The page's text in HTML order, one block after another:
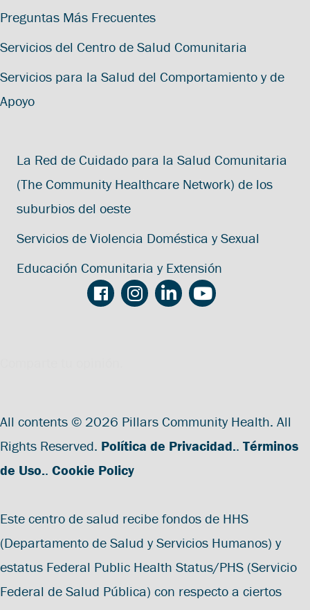
Preguntas Más Frecuentes
Servicios del Centro de Salud Comunitaria
Servicios para la Salud del Comportamiento y de
Apoyo
La Red de Cuidado para la Salud Comunitaria
(The Community Healthcare Network) de los
suburbios del oeste
Servicios de Violencia Doméstica y Sexual
Educación Comunitaria y Extensión
All contents © 2026 Pillars Community Health. All
Rights Reserved. Política de Privacidad.. Términos
de Uso.. Cookie Policy
Este centro de salud recibe fondos de HHS
(Departamento de Salud y Servicios Humanos) y
estatus Federal Public Health Status/PHS (Servicio
Federal de Salud Pública) con respecto a ciertos